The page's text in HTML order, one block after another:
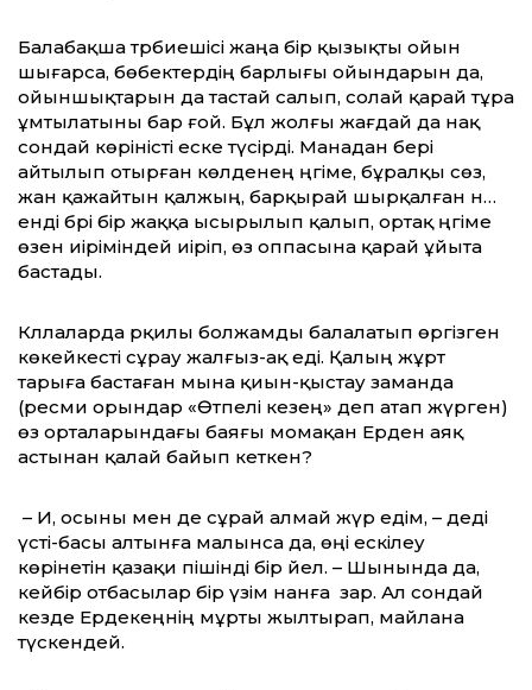
Балабақша тәрбиешісі жаңа бір қызықты ойын
шығарса, бөбектердің барлығы ойындарын да,
ойыншықтарын да тастай салып, солай қарай тұра
ұмтылатыны бар ғой. Бұл жолғы жағдай да нақ
сондай көріністі еске түсірді. Манадан бері
айтылып отырған көлденең әңгіме, бұралқы сөз,
жан қажайтын қалжың, барқырай шырқалған ән…
енді бәрі бір жаққа ысырылып қалып, ортақ әңгіме
өзен иіріміндей иіріп, өз оппасына қарай ұйыта
бастады.
Кәллаларда әрқилы болжамды балалатып өргізген
көкейкесті сұрау жалғыз-ақ еді. Қалың жұрт
тарыға бастаған мына қиын-қыстау заманда
(ресми орындар «Өтпелі кезең» деп атап жүрген)
өз орталарындағы баяғы момақан Ерден аяқ
астынан қалай байып кеткен?
– Иә, осыны мен де сұрай алмай жүр едім, – деді
үсті-басы алтынға малынса да, өңі ескілеу
көрінетін қазақи пішінді бір әйел. – Шынында да,
кейбір отбасылар бір үзім нанға зар. Ал сондай
кезде Ердекеңнің мұрты жылтырап, майлана
түскендей.